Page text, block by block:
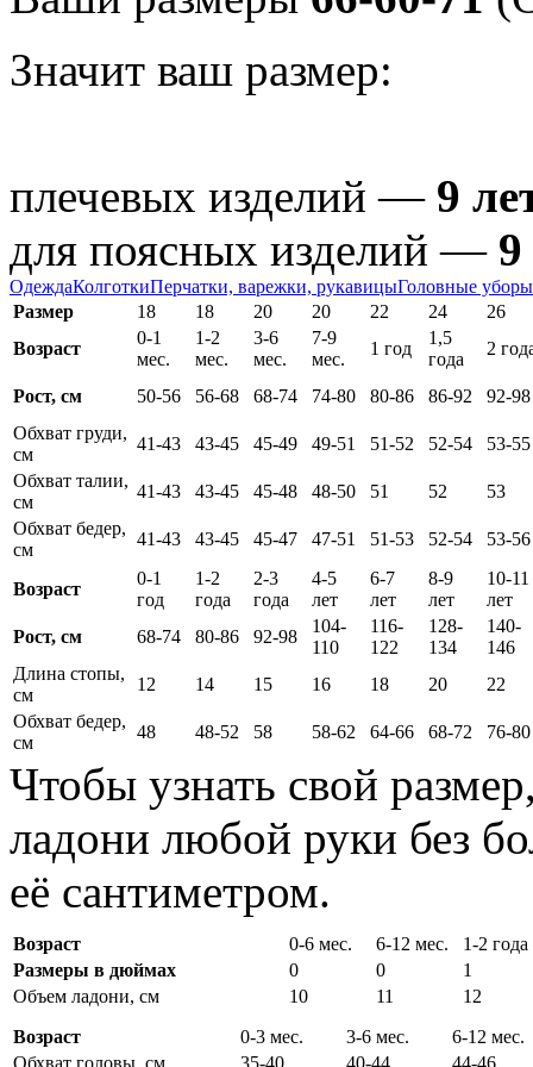
Значит ваш размер:
плечевых изделий — 9
для поясных изделий — 9
ОдеждаКолготкиПерчатки, варежки, рукавицыГоловные уборы
Размер
18 18 20 20 22 24
26
Возраст
0-1
мес.
1-2
мес.
3-6
мес.
7-9
мес.
1 год
1,5
года
2
Рост, см 50-56 56-68 68-74 74-80 80-86 86-92
92-98
Обхват груди,
см
41-43 43-45 45-49 49-51 51-52 52-54
53-55
Обхват талии,
см
41-43 43-45 45-48 48-50 51 52
53
Обхват бедер,
см
41-43 43-45 45-47 47-51 51-53 52-54 53-56
Возраст
0-1
год
1-2
года
2-3
года
4-5
лет
6-7
лет
8-9
лет
10-11
лет
Рост, см
68-74 80-86 92-98
104-
110
116-
122
128-
134
140-
146
Длина стопы,
см
12 14 15 16 18 20
22
Обхват бедер,
см
48 48-52 58 58-62 64-66 68-72 76-80
Чтобы узнать свой
ладони любой руки без
её сантиметром.
Возраст 0-6 мес. 6-12 мес.
1-2 года
Размеры в дюймах
0 0
1
Объем ладони, см
10 11
12
Возраст
0-3 мес. 3-6 мес.
6-12 мес.